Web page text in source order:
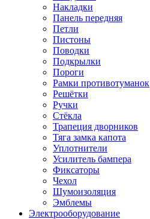
Накладки
Панель передняя
Петли
Пистоны
Поводки
Подкрылки
Пороги
Рамки противотуманок
Решётки
Ручки
Стёкла
Трапеция дворников
Тяга замка капота
Уплотнители
Усилитель бампера
Фиксаторы
Чехол
Шумоизоляция
Эмблемы
Электрооборудование